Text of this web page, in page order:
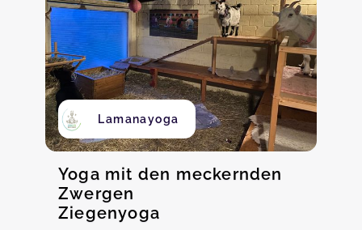
Lamanayoga
Yoga mit den meckernden
Zwergen
Ziegenyoga